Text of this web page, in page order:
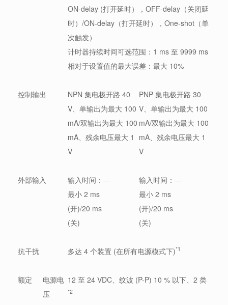
ON-delay (打开延时），OFF-delay（关闭延
时）/ON-delay（打开延时），One-shot（单
次触发）
计时器持续时间可选范围：1 ms 至 9999 ms
相对于设置值的最大误差：最大 10%
控制输出
NPN 集电极开路 40
V、单输出为最大 100
mA/双输出为最大 100
mA、残余电压最大 1
V
PNP 集电极开路 30
V、单输出为最大 100
mA/双输出为最大 100
mA、残余电压最大 1
V
外部输入
输入时间：
最小 2 ms
(开)/20 ms
(关)
―
输入时间：
最小 2 ms
(开)/20 ms
(关)
―
抗干扰 多达 4 个装置 (在所有电源模式下)*1
额定
电源电
压
12 至 24 VDC、纹波 (P-P) 10 % 以下、2 类
*2